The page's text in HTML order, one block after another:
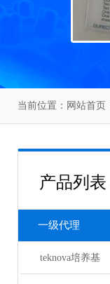
当前位置： 网站首页
产品列表
一级代理
teknova培养基